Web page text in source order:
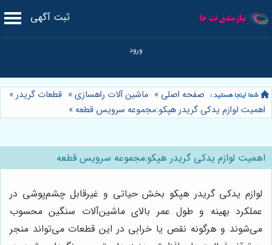
ثبت آگهی
صفحه اصلی » ماشین آلات راهسازی» قطعات گریدر»
اهمیت لوازم يدكى گريدر هپكو:مجموعه سرویس قطعه»
اهمیت لوازم يدكى گريدر هپكو:مجموعه سرویس قطعه
لوازم يدكى گريدر هپكو بخش حیاتی و غیرقابل چشم‌پوشی در
عملکرد بهینه و طول عمر بالای ماشین‌آلات سنگین محسوب
می‌شوند و هرگونه نقص یا خرابی در این قطعات می‌تواند منجر